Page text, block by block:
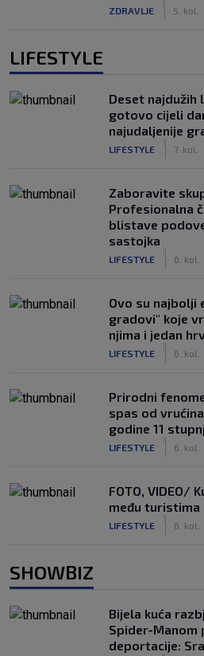
ZDRAVLJE 5. kol.
LIFESTYLE
Deset najdužih
gotovo cijeli
najudaljenije
LIFESTYLE 7. kol.
Zaboravite
Profesionalna
blistave
sastojka
LIFESTYLE 6. kol.
Ovo su najbolji
gradovi" koje
njima i jedan
LIFESTYLE 6. kol.
Prirodni
spas od
godine 11
LIFESTYLE 6. kol.
FOTO, VIDEO/
među
LIFESTYLE 6. kol.
SHOWBIZ
Bijela kuća
Spider-Manom
deportacije: